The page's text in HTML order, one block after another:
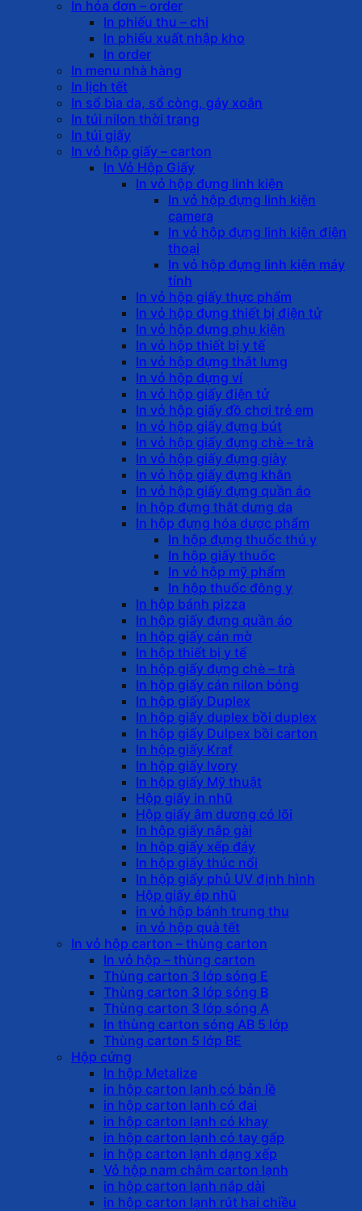
In hóa đơn – order
In phiếu thu – chi
In phiếu xuất nhập kho
In order
In menu nhà hàng
In lịch tết
In sổ bìa da, sổ còng, gáy xoắn
In túi nilon thời trang
In túi giấy
In vỏ hộp giấy – carton
In Vỏ Hộp Giấy
In vỏ hộp đựng linh kiện
In vỏ hộp đựng linh kiện
camera
In vỏ hộp đựng linh kiện điện
thoại
In vỏ hộp đựng linh kiện máy
tính
In vỏ hộp giấy thực phẩm
In vỏ hộp đựng thiết bị điện tử
In vỏ hộp đựng phụ kiện
In vỏ hộp thiết bị y tế
In vỏ hộp đựng thắt lưng
In vỏ hộp đựng ví
In vỏ hộp giấy điện tử
In vỏ hộp giấy đồ chơi trẻ em
In vỏ hộp giấy đựng bút
In vỏ hộp giấy đựng chè – trà
In vỏ hộp giấy đựng giày
In vỏ hộp giấy đựng khăn
In vỏ hộp giấy đựng quần áo
In hộp đựng thắt dưng da
In hộp đựng hóa dược phẩm
In hộp đựng thuốc thú y
In hộp giấy thuốc
In vỏ hộp mỹ phẩm
In hộp thuốc đông y
In hộp bánh pizza
In hộp giấy đựng quần áo
In hộp giấy cán mờ
In hộp thiết bị y tế
In hộp giấy đựng chè – trà
In hộp giấy cán nilon bóng
In hộp giấy Duplex
In hộp giấy duplex bồi duplex
In hộp giấy Dulpex bồi carton
In hộp giấy Kraf
In hộp giấy Ivory
In hộp giấy Mỹ thuật
Hộp giấy in nhũ
Hộp giấy âm dương có lõi
In hộp giấy nắp gài
In hộp giấy xếp đáy
In hộp giấy thúc nổi
In hộp giấy phủ UV định hình
Hộp giấy ép nhũ
in vỏ hộp bánh trung thu
in vỏ hộp quà tết
In vỏ hộp carton – thùng carton
In vỏ hộp – thùng carton
Thùng carton 3 lớp sóng E
Thùng carton 3 lớp sóng B
Thùng carton 3 lớp sóng A
In thùng carton sóng AB 5 lớp
Thùng carton 5 lớp BE
Hộp cứng
In hộp Metalize
in hộp carton lạnh có bản lề
in hộp carton lạnh có đai
in hộp carton lạnh có khay
in hộp carton lạnh có tay gấp
in hộp carton lạnh dạng xếp
Vỏ hộp nam châm carton lạnh
in hộp carton lạnh nắp dài
in hộp carton lạnh rút hai chiều